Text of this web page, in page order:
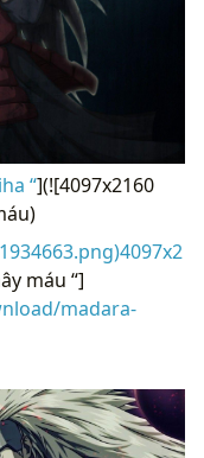
“](![4097x2160
máu “]
madara-